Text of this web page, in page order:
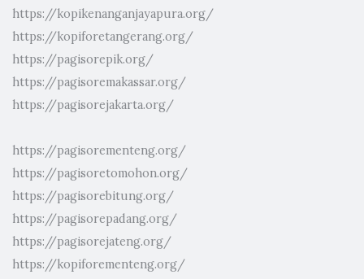
https://kopikenanganjayapura.org/
https://kopiforetangerang.org/
https://pagisorepik.org/
https://pagisoremakassar.org/
https://pagisorejakarta.org/
https://pagisorementeng.org/
https://pagisoretomohon.org/
https://pagisorebitung.org/
https://pagisorepadang.org/
https://pagisorejateng.org/
https://kopiforementeng.org/